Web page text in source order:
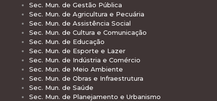
Sec. Mun. de Gestão Pública
Sec. Mun. de Agricultura e Pecuária
Sec. Mun. de Assistência Social
Sec. Mun. de Cultura e Comunicação
Sec. Mun. de Educação
Sec. Mun. de Esporte e Lazer
Sec. Mun. de Indústria e Comércio
Sec. Mun. de Meio Ambiente
Sec. Mun. de Obras e Infraestrutura
Sec. Mun. de Saúde
Sec. Mun. de Planejamento e Urbanismo